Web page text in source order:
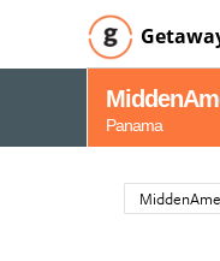
Panama